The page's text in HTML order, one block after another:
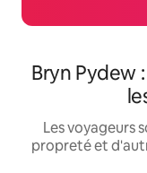
Bryn Pydew
Les voyageurs
propreté et